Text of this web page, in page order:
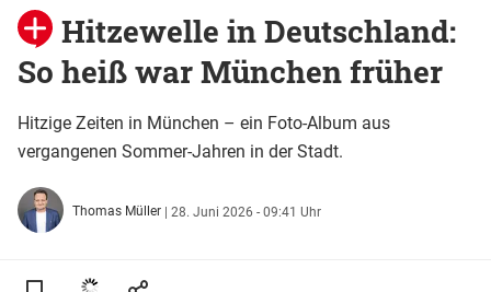
Hitzewelle in Deutschland:
So heiß war München früher
Hitzige Zeiten in München – ein Foto-Album aus
vergangenen Sommer-Jahren in der Stadt.
Thomas Müller | 28. Juni 2026 - 09:41 Uhr